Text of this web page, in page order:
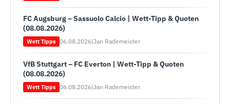
FC Augsburg – Sassuolo Calcio | Wett-Tipp & Quoten
(08.08.2026)
Wett Tipps 06.08.2026|Jan Rademeister
VfB Stuttgart – FC Everton | Wett-Tipp & Quoten
(08.08.2026)
Wett Tipps 06.08.2026|Jan Rademeister